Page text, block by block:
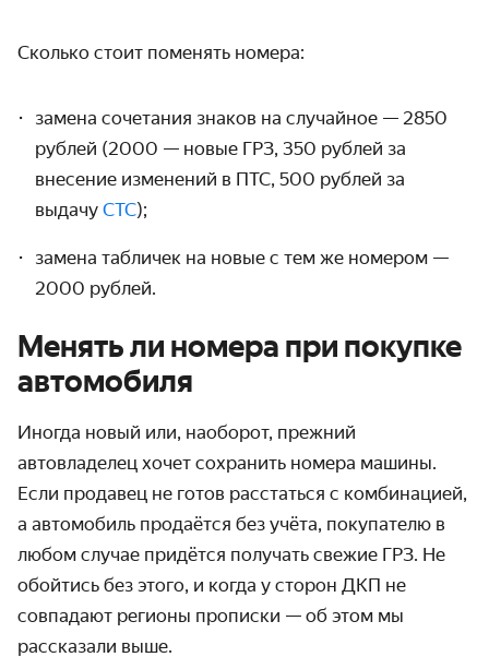
Сколько стоит поменять номера:
замена сочетания знаков на случайное — 2850
рублей (2000 — новые ГРЗ, 350 рублей за
внесение изменений в ПТС, 500 рублей за
выдачу СТС);
замена табличек на новые с тем же номером —
2000 рублей.
Менять ли номера при покупке
автомобиля
Иногда новый или, наоборот, прежний
автовладелец хочет сохранить номера машины.
Если продавец не готов расстаться с комбинацией,
а автомобиль продаётся без учёта, покупателю в
любом случае придётся получать свежие ГРЗ. Не
обойтись без этого, и когда у сторон ДКП не
совпадают регионы прописки — об этом мы
рассказали выше.